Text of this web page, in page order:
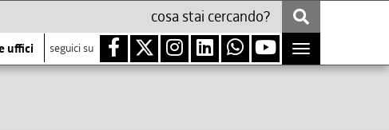
uffici seguici su
Toggle
navigation